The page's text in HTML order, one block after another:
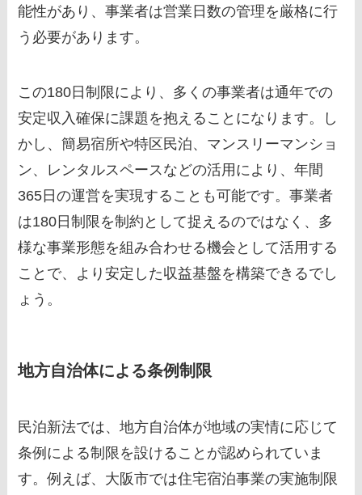
能性があり、事業者は営業日数の管理を厳格に行
う必要があります。
この180日制限により、多くの事業者は通年での
安定収入確保に課題を抱えることになります。し
かし、簡易宿所や特区民泊、マンスリーマンショ
ン、レンタルスペースなどの活用により、年間
365日の運営を実現することも可能です。事業者
は180日制限を制約として捉えるのではなく、多
様な事業形態を組み合わせる機会として活用する
ことで、より安定した収益基盤を構築できるでし
ょう。
地方自治体による条例制限
民泊新法では、地方自治体が地域の実情に応じて
条例による制限を設けることが認められていま
す。例えば、大阪市では住宅宿泊事業の実施制限